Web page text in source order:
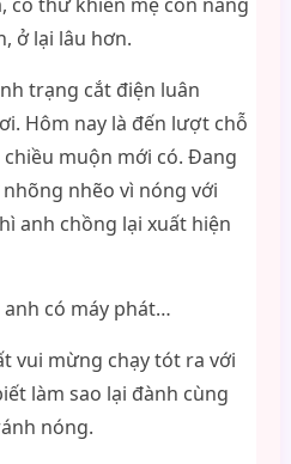
ở lại lâu hơn.
trạng cắt điện luân
Hôm nay là đến lượt chỗ
muộn mới có. Đang
nhẽo vì nóng với
anh chồng lại xuất hiện
anh có máy phát…
vui mừng chạy tót ra với
làm sao lại đành cùng
nóng.